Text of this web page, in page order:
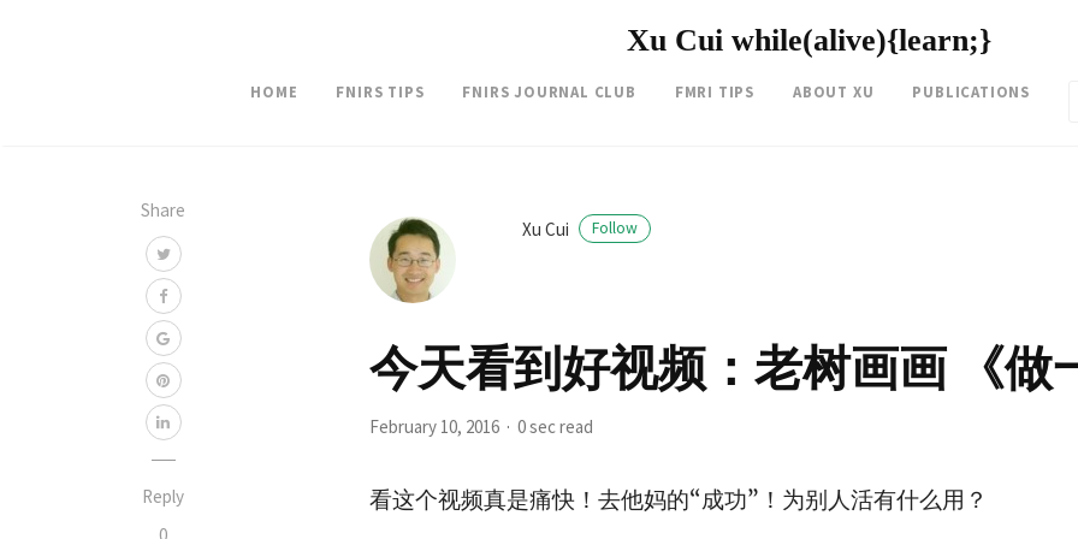
Xu Cui while(alive){learn;}
HOME FNIRS TIPS FNIRS JOURNAL CLUB FMRI TIPS ABOUT XU PUBLICATIONS
Share
Reply
Xu Cui Follow
今天看到好视频：老树画画 《做
February 10, 2016 0 sec read
看这个视频真是痛快！去他妈的“成功”！为别人活有什么用？